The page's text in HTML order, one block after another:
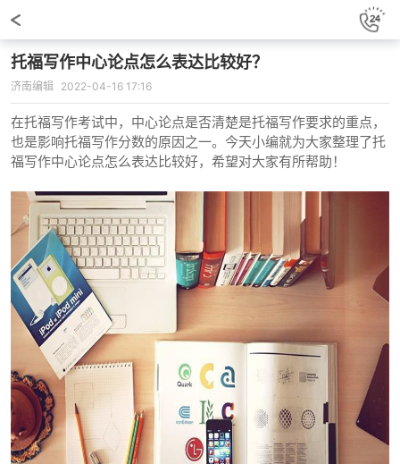
托福写作中心论点怎么表达比较好？
济南编辑 2022-04-16 17:16
在托福写作考试中，中心论点是否清楚是托福写作要求的重点，
也是影响托福写作分数的原因之一。今天小编就为大家整理了托
福写作中心论点怎么表达比较好，希望对大家有所帮助！